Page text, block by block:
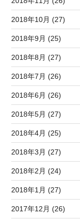
2018年10月 (27)
2018年9月 (25)
2018年8月 (27)
2018年7月 (26)
2018年6月 (26)
2018年5月 (27)
2018年4月 (25)
2018年3月 (27)
2018年2月 (24)
2018年1月 (27)
2017年12月 (26)